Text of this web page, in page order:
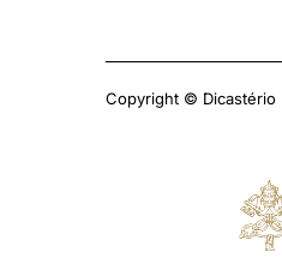
Copyright © Dicastério